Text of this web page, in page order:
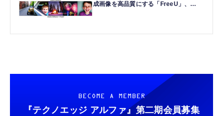
成画像を高品質にする「FreeU」、
BECOME A MEMBER
『テクノエッジ アルファ』 第二期会員募集